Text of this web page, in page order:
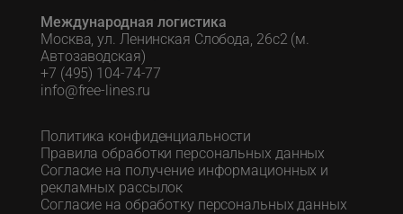
Международная логистика
Москва, ул. Ленинская Слобода, 26с2 (м.
Автозаводская)
+7 (495) 104-74-77
info@free-lines.ru
Политика конфиденциальности
Правила обработки персональных данных
Согласие на получение информационных и
рекламных рассылок
Согласие на обработку персональных данных